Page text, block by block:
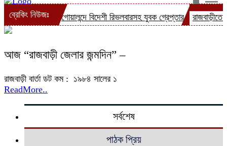
ব্রেকিং নিউজঃগোয়ালন্দে বিদেশী রিভলবারসহ যুবক গ্রেপ্তার রাজবাড়ীতে সড়ক
আজ “রাজবাড়ী জেলার জন্মদিন” –
রাজবাড়ী বার্তা ডট কম : ১৯৮৪ সালের ১
ReadMore..
সর্বশেষ
পাঠক প্রিয়